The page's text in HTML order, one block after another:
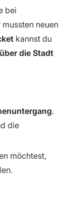
bei
neuen
kannst du
die Stadt
.
die
möchtest,